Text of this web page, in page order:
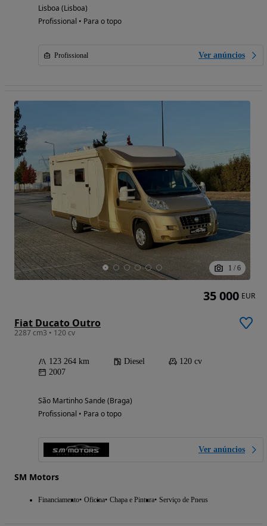
Lisboa (Lisboa)
Profissional • Para o topo
Profissional Ver anúncios
1 / 6
Fiat Ducato Outro
2287 cm3 • 120 cv
123 264 km Diesel
120 cv
2007
São Martinho Sande (Braga)
Profissional • Para o topo
Ver anúncios
SM Motors
Financiamento Oficina Chapa e Pintura Serviço de Pneus
35 000 EUR